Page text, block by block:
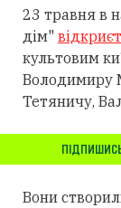
23 травня в
дім"
культовим
Володимиру
Тетяничу,
Вони